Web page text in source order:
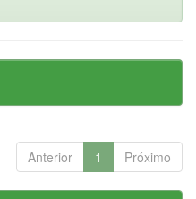
Anterior 1 Próximo